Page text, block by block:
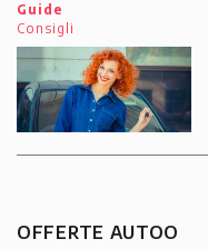
Guide
Consigli
OFFERTE AUTOO